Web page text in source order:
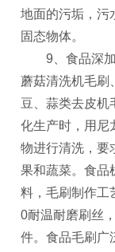
地面的污垢，污
固态物体。
9、食品深加
蘑菇清洗机毛刷
豆、蒜类去皮机
化生产时，用尼
物进行清洗，要
果和蔬菜。食品
料，毛刷制作工
0耐温耐磨刷丝
件。食品毛刷广